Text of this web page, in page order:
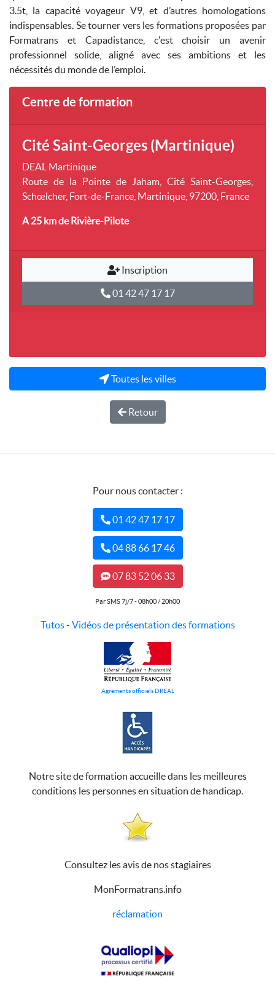
3.5t, la capacité voyageur V9, et d’autres homologations
indispensables. Se tourner vers les formations proposées par
Formatrans et Capadistance, c'est choisir un avenir
professionnel solide, aligné avec ses ambitions et les
nécessités du monde de l’emploi.
Centre de formation
Cité Saint-Georges (Martinique)
DEAL Martinique
Route de la Pointe de Jaham, Cité Saint-Georges,
Schœlcher, Fort-de-France, Martinique, 97200, France
A 25 kmde Rivière-Pilote
Inscription
01 42 47 17 17
Toutes les villes
Retour
Pour nous contacter :
01 42 47 17 17
04 88 66 17 46
07 83 52 06 33
Par SMS 7j/7 - 08h00 / 20h00
Tutos- Vidéos de présentation des formations
Agréments officiels DREAL
Notre site de formation accueille dans les meilleures
conditions les personnes en situation de handicap.
Consultez les avis de nos stagiaires
MonFormatrans.info
réclamation